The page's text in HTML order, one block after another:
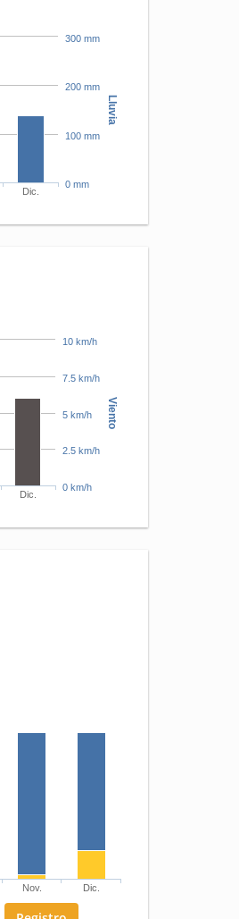
Lluvia
Dic.
0 mm
100 mm
200 mm
300 mm
Viento
Dic.
0 km/h
2.5 km/h
5 km/h
7.5 km/h
10 km/h
Nov. Dic.